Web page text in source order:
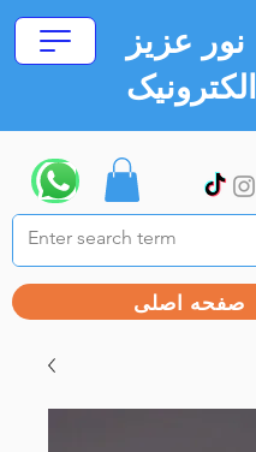
نور عزیز
الکترونیک
صفحه اصلی